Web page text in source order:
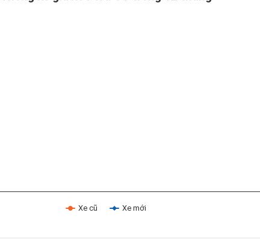
Xe cũ Xe mới